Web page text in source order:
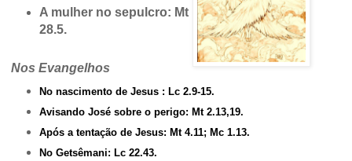
A mulher no sepulcro: Mt
28.5.
Nos Evangelhos
No nascimento de Jesus : Lc 2.9-15.
Avisando José sobre o perigo: Mt 2.13,19.
Após a tentação de Jesus: Mt 4.11; Mc 1.13.
No Getsêmani: Lc 22.43.